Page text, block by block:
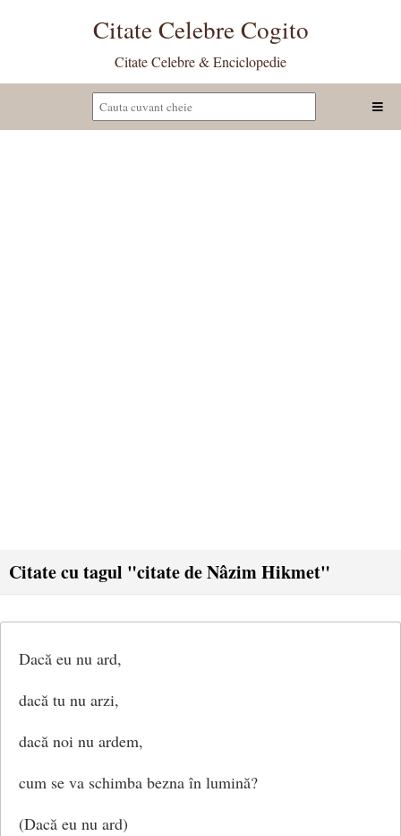
Citate Celebre Cogito
Citate Celebre & Enciclopedie
Citate cu tagul "citate de Nâzim Hikmet"
Dacă eu nu ard,
dacă tu nu arzi,
dacă noi nu ardem,
cum se va schimba bezna în lumină?
(Dacă eu nu ard)